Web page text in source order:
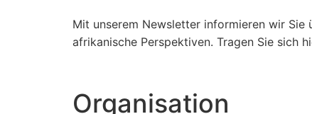
Mit unserem Newsletter informieren wir Sie
afrikanische Perspektiven. Tragen Sie sich
Organisation